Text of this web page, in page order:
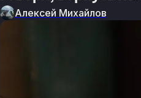
Алексей Михайлов